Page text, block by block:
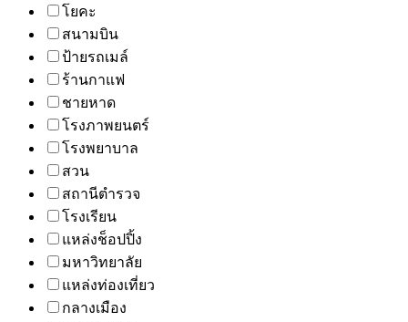
โยคะ
สนามบิน
ป้ายรถเมล์
ร้านกาแฟ
ชายหาด
โรงภาพยนตร์
โรงพยาบาล
สวน
สถานีตำรวจ
โรงเรียน
แหล่งช็อปปิ้ง
มหาวิทยาลัย
แหล่งท่องเที่ยว
กลางเมือง